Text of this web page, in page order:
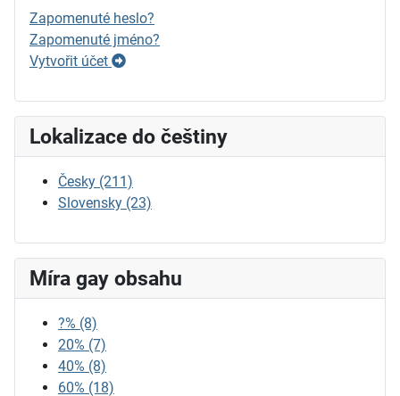
Zapomenuté heslo?
Zapomenuté jméno?
Vytvořit účet
Lokalizace do češtiny
Česky (211)
Slovensky (23)
Míra gay obsahu
?% (8)
20% (7)
40% (8)
60% (18)